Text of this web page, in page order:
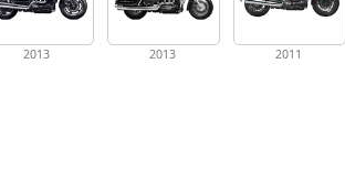
2013 2013 2011